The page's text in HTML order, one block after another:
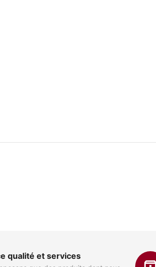
qualité et services